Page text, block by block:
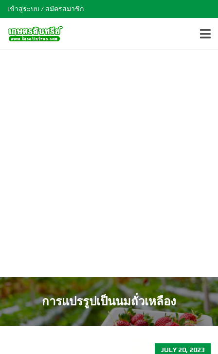
เข้าสู่ระบบ / สมัครสมาชิก
การแปรรูปเป็นนมถั่วเหลือง
JULY 20, 2023